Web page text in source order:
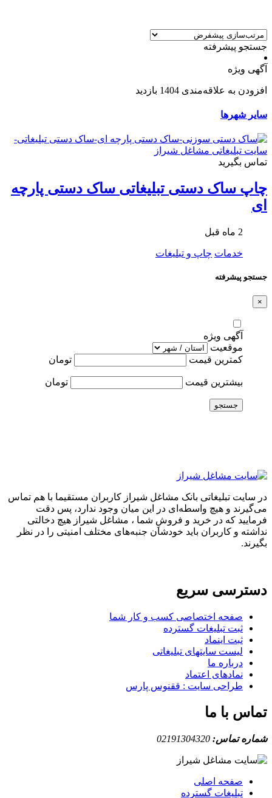
جستجو پیشرفته
آگهی ویژه
افزودن به علاقه‌مندی 1404 بازدید
سایر شهرها
تماس بگیرید
چاپ ساک دستی تبلیغاتی ساک دستی پارچه
ای
2 ماه قبل
خدمات چاپ و تبلیغات
جستجو پیشرفته
×
آگهی ویژه
موقعیت
کمترین قیمت
تومان
بیشترین قیمت تومان
جستجو
در سایت تبلیغاتی بانک مشاغل شیراز کاربران مستقیما با هم تماس
می‌گیرند و هیچ واسطه‌ای در این میان وجود ندارد، پس دقت
فرمایید که در خرید و فروشِ شما ، مشاغل شیراز هیچ دخالتی
نداشته و کاربران باید خودشان جنبه‌های مختلف امنیتی را در نظر
بگیرند.
دسترسی سریع
صفحه اختصاصی کسب و کار شما
ثبت تبلیغات گسترده
ثبت اینماد
لیست سایتهای تبلیغاتی
درباره ما
نمادهای اعتماد
طراحی سایت : ققنوس پارس
تماس با ما
شماره تماس: 02191304320
صفحه اصلی
تبلیغات گسترده